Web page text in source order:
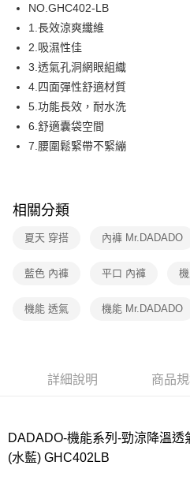
運送方式
全家取貨付款
每筆NT$80，滿NT$1,000(含以上)免
付款後全家取貨
每筆NT$80，滿NT$1,000(含以上)免
7-11取貨付款
每筆NT$80，滿NT$1,000(含以上)免
每筆NT$80，滿NT$1,000(含以上)免
宅配
每筆NT$220
NO.GHC402-LB
1.長效涼爽纖維
2.吸濕性佳
3.透氣孔洞網眼組織
4.四面彈性舒適材質
5.功能長效，耐水洗
6.舒適囊袋空間
7.腰圍鬆緊帶不緊繃
相關分類
夏天 穿搭 內褲 Mr.DADADO
藍色 內褲 平口 內褲
機能 透氣 機能 Mr.DADADO
詳細說明 商品
DADADO-機能系列-勁涼降溫
(水藍) GHC402LB